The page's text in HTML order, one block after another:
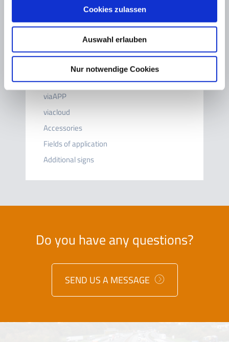
Cookies zulassen
Auswahl erlauben
Nur notwendige Cookies
viatext dialogue display
viaspeedcam camera system
viagraph
viaAPP
viacloud
Accessories
Fields of application
Additional signs
Do you have any questions?
SEND US A MESSAGE